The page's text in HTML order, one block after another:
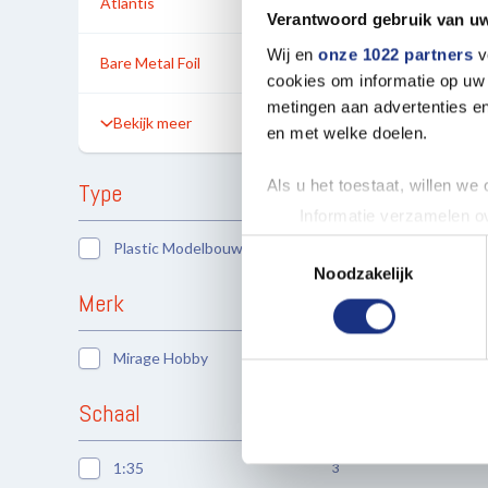
Verantwoord gebruik van
Wij en onze 1022 partners
cookies om informatie op
metingen aan advertenties
en met welke doelen.
Als u het toestaat, willen we
Informatie verzamelen
Uw apparaat
Lees meer over hoe uw
toestemming op elk
websiteverkeer te
media, adverteren en
Toestemmingsselectie
Noodzakelijk
Bare Metal Foil
Bekijk meer
Type
Plastic Modelbouwpakket
Merk
Mirage Hobby 3
Schaal
1:35 3